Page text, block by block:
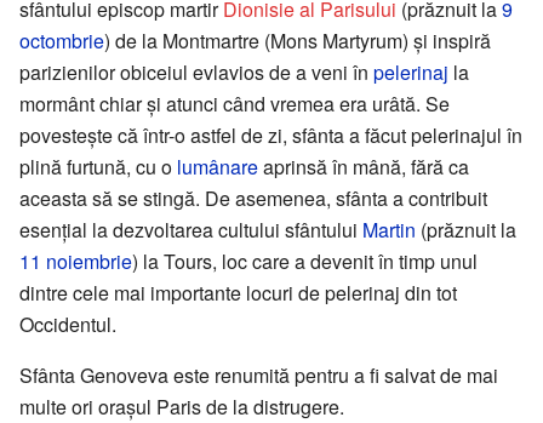
sfântului episcop martirDionisie al Parisului (prăznuit la9
octombrie) de la Montmartre (Mons Martyrum) și inspiră
parizienilor obiceiul evlavios de a veni în pelerinaj la
mormânt chiar și atunci când vremea era urâtă. Se
povestește că într-o astfel de zi, sfânta a făcut pelerinajul în
plină furtună, cu o lumânareaprinsă în mână, fără ca
aceasta să se stingă. De asemenea, sfânta a contribuit
esențial la dezvoltarea cultului sfântului Martin (prăznuit la
11 noiembrie) la Tours, loc care a devenit în timp unul
dintre cele mai importante locuri de pelerinaj din tot
Occidentul.
Sfânta Genoveva este renumită pentru a fi salvat de mai
multe ori orașul Paris de la distrugere.